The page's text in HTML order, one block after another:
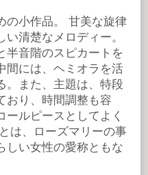
の小作品。 甘美な旋律
清楚なメロディー。
半音階のスピカートを
間には、ヘミオラを活
。また、主題は、特段
おり、時間調整も容
ルピースとしてよく
は、ローズマリーの事
しい女性の愛称ともな